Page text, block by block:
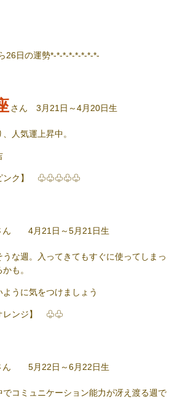
26日の運勢*-*-*-*-*-*-*-*-
さん 3月21日～4月20日生
人気運上昇中。
ピンク】 ♧♧♧♧♧
ん 4月21日～5月21日生
な週。入ってきてもすぐに使ってしまっ
も。
うに気をつけましょう
オレンジ】 ♧♧
ん 5月22日～6月22日生
コミュニケーション能力が冴え渡る週で